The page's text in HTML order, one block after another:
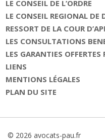
LE CONSEIL DE L’ORDRE
LE CONSEIL REGIONAL DE
RESSORT DE LA COUR
LES CONSULTATIONS
LES GARANTIES OFFERTES
LIENS
MENTIONS LÉGALES
PLAN DU SITE
© 2026 avocats-pau.fr